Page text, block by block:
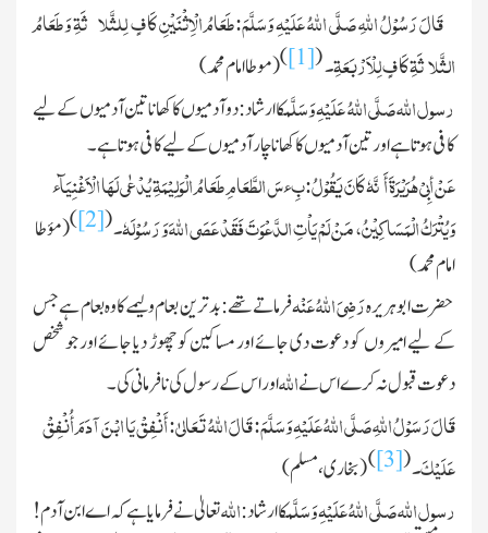
قَالَ رَسُوْلُ اللہِصَلَّی اللہُ عَلَیْہِ وَسَلَّمَ:طَعَامُ الْاِثْنَیْنِ کَافٍ لِلثَّلا ثَۃِ وَطَعَامُ
الثَّلا ثَۃِ کَافٍ لِلْاَرْبَعَۃِ۔(
[1]
)(موطا امام محمد)
رسول اللہصَلَّی اللہُ عَلَیْہِ وَسَلَّمکا ارشاد : دو آدمیوں کاکھانا تین آدمیوں کے لیے
کافی ہوتا ہے اور تین آدمیوں کا کھانا چار آدمیوں کے لیے کافی ہوتا ہے۔
عَنْ أبِیْ ھُرَیْرَۃَ أَ نَّہٗ کَانَ یَقُوْلُ:بِءسَ الطَّعَامِ طَعَامُ الْوَلِیْمَۃِ یُدْعٰی لَھَا الْاَغْنِیَآء
وَیُتْرَکُ الْمَسَاکِیْنُ، مَنْ لَمْ یَاْتِ الدَّعْوَتَ فَقَدْ عَصَی اللہَ وَ رَسُوْلَہٗ۔(
[2]
)
(مؤطا
امام محمد)
حضر ت ابوہریرہرَضِیَ اللہُ عَنْہفرماتے تھے:بدترین طعام ولیمے کا وہ طعام ہے جس
کے لیے امیروں کو دعوت دی جائے اور مساکین کو چھوڑ دیا جائے اور جو شخص
دعوت قبول نہ کرے اس نےاللہاور اس کے رسول کی نافرمانی کی۔
قَالَ رَسَوْلُ اللہِصَلَّی اللہُ عَلَیْہِ وَسَلَّمَ:قَالَ اللہُ تَعَالیٰ: أَنْفِقْ یَا ابْنَ آدَمَ أُنْفِقْ
عَلَیْکَ۔(
[3]
)
(بخاری ، مسلم)
رسول اللہصَلَّی اللہُ عَلَیْہِ وَسَلَّمکا ارشاد:اللہتعالیٰ نے فرمایا ہے کہ اے ابن آدم !